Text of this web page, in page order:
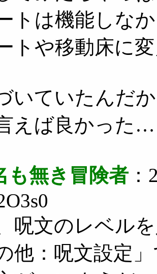
トは機能しな
トや移動床に
いていたんだ
えば良かった
も無き冒険者
呪文のレベル
他：呪文設定